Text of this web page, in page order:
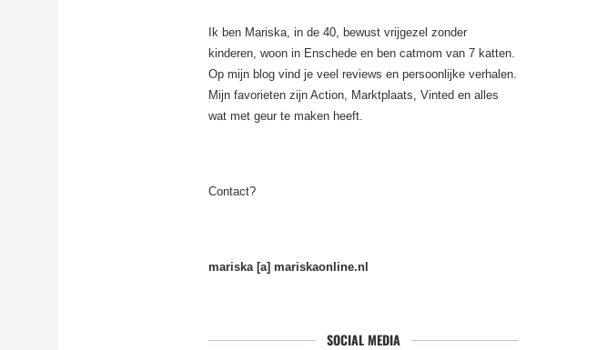
Ik ben Mariska, in de 40, bewust vrijgezel zonder
kinderen, woon in Enschede en ben catmom van 7 katten.
Op mijn blog vind je veel reviews en persoonlijke verhalen.
Mijn favorieten zijn Action, Marktplaats, Vinted en alles
wat met geur te maken heeft.
Contact?
mariska [a] mariskaonline.nl
SOCIAL MEDIA